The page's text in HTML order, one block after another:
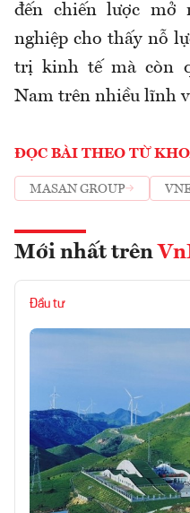
đến chiến lược mở
nghiệp cho thấy nỗ
trị kinh tế mà còn
Nam trên nhiều lĩnh
ĐỌC BÀI THEO TỪ
MASAN GROUP
Mới nhất trên
Đầu tư